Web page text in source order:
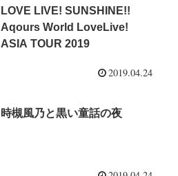
LOVE LIVE! SUNSHINE!!
Aqours World LoveLive!
ASIA TOUR 2019
2019.04.24
時槻風乃と黒い童話の夜